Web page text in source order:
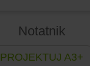
Notatnik
PROJEKTUJ A3+